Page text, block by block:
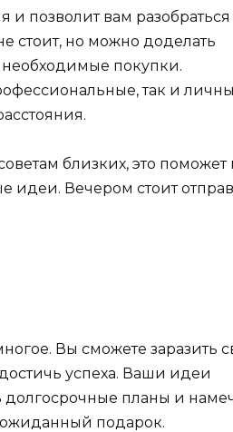
и позволит вам разобраться
стоит, но можно доделать
необходимые покупки.
так и
близких, это поможет
Вечером стоит
Вы сможете заразить
успеха. Ваши идеи
планы и
подарок.